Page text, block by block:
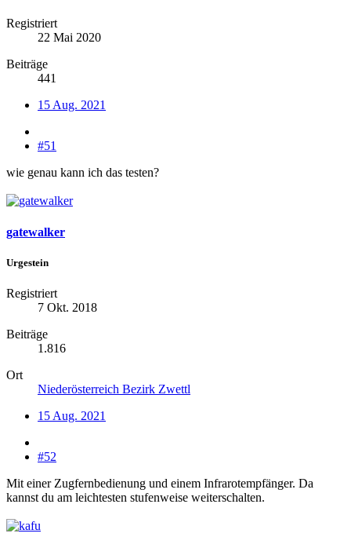
Registriert
22 Mai 2020
Beiträge
441
15 Aug. 2021
#51
wie genau kann ich das testen?
gatewalker
Urgestein
Registriert
7 Okt. 2018
Beiträge
1.816
Ort
Niederösterreich Bezirk Zwettl
15 Aug. 2021
#52
Mit einer Zugfernbedienung und einem Infrarotempfänger. Da
kannst du am leichtesten stufenweise weiterschalten.